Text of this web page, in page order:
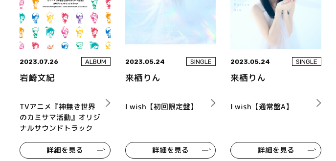
2023.07.26 ALBUM
岩崎文紀
TVアニメ『神無き世界
のカミサマ活動』オリジ
ナルサウンドトラック
詳細を見る
2023.05.24 SINGLE
来栖りん
I wish【初回限定盤】
詳細を見る
2023.05.24 SINGLE
来栖りん
I wish【通常盤A】
詳細を見る